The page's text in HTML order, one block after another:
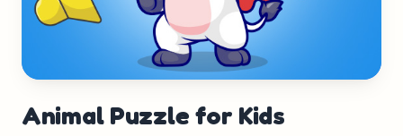
Animal Puzzle for Kids